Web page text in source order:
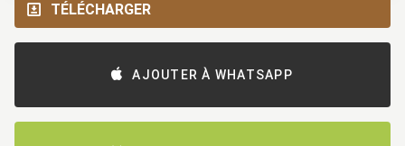
TÉLÉCHARGER
AJOUTER À WHATSAPP